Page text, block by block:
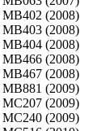
(2008)
(2008)
(2008)
(2008)
(2008)
(2009)
(2009)
(2009)